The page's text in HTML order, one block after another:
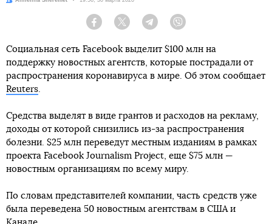
Facebook Twitter Telegram
Социальная сеть Facebook выделит $100 млн на
поддержку новостных агентств, которые пострадали от
распространения коронавируса в мире. Об этом сообщает
Reuters.
Средства выделят в виде грантов и расходов на рекламу,
доходы от которой снизились из-за распространения
болезни. $25 млн переведут местным изданиям в рамках
проекта Facebook Journalism Project, еще $75 млн —
новостным организациям по всему миру.
По словам представителей компании, часть средств уже
была переведена 50 новостным агентствам в США и